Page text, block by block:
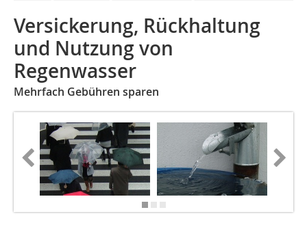
Versickerung, Rückhaltung
und Nutzung von
Regenwasser
Mehrfach Gebühren sparen